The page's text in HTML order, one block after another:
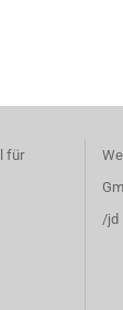
für
/jd